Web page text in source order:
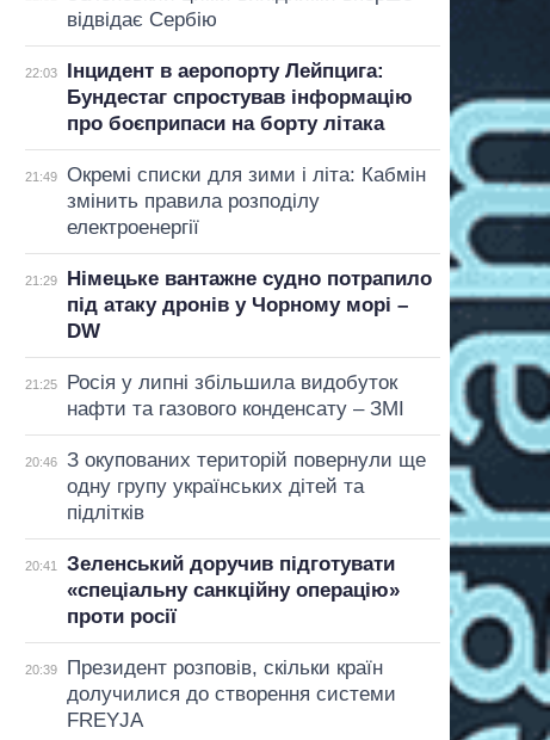
відвідає Сербію
22:03
Інцидент в аеропорту Лейпцига:
Бундестаг спростував інформацію
про боєприпаси на борту літака
21:49
Окремі списки для зими і літа: Кабмін
змінить правила розподілу
електроенергії
21:29
Німецьке вантажне судно потрапило
під атаку дронів у Чорному морі –
DW
21:25
Росія у липні збільшила видобуток
нафти та газового конденсату – ЗМІ
20:46
З окупованих територій повернули ще
одну групу українських дітей та
підлітків
20:41
Зеленський доручив підготувати
«спеціальну санкційну операцію»
проти росії
20:39
Президент розповів, скільки країн
долучилися до створення системи
FREYJA